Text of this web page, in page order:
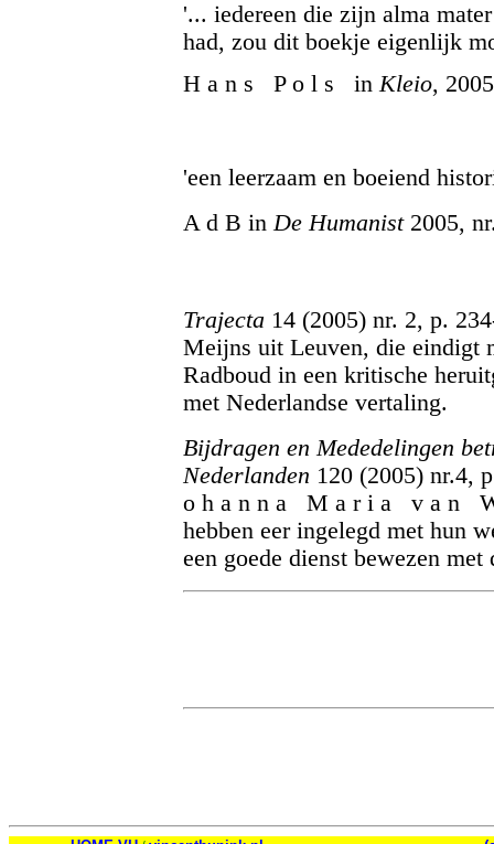
'... iedereen die zijn alma
had, zou dit boekje eigenlijk
H a n s P o l s inKleio,
'een leerzaam en boeiend
A d B inDe Humanist2005,
Trajecta 14 (2005) nr. 2, p.
Meijns uit Leuven, die eindigt
Radboud in een kritische
met Nederlandse vertaling.
Bijdragen en Mededelingen
Nederlanden 120 (2005) nr.4,
o h a n n a M a r i a v a n W
hebben eer ingelegd met hun
een goede dienst bewezen